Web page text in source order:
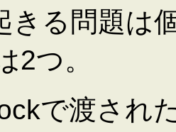
きる問題は
2つ。
で渡され